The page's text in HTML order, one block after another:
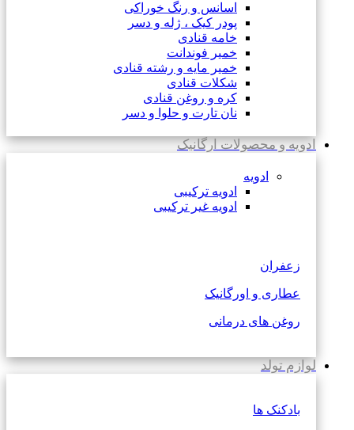
اسانس و رنگ خوراکی
پودر کیک ، ژله و دسر
خامه قنادی
خمیر فوندانت
خمیر مایه و رشته قنادی
شکلات قنادی
کره و روغن قنادی
نان تارت و حلوا و دسر
ادویه و محصولات ارگانیک
ادویه
ادویه ترکیبی
ادویه غیر ترکیبی
زعفران
عطاری و اورگانیک
روغن های درمانی
لوازم تولد
بادکنک ها